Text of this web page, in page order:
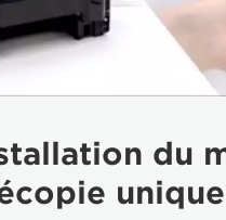
du